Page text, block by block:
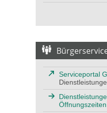
Serviceportal
Öffnungszeiten